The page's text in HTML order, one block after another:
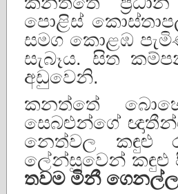
පොළිස්
සමග කොළඹ
සැබෑය. සිත
අඩුවෙනි.
කනත්තේ
සෙබළුන්ගේ
නෙත්වල කඳුළු
ලේන්සුවෙන් කඳුළු
තවම මිනී